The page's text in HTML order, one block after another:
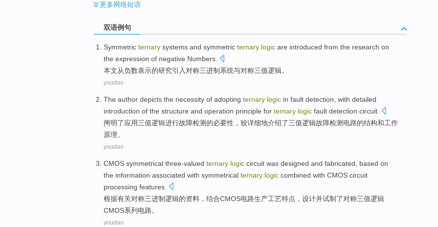
更多网络短语
双语例句
Symmetric ternary systems and symmetric ternary logic are introduced from the research on
the expression of negative Numbers.
本文从负数表示的研究引入 对称三进制 系统与对称三值逻辑。
youdao
The author depicts the necessity of adopting ternary logic in fault detection with detailed
introduction of the structure and operation principle for ternary logic fault detection circuit.
闸明了应用三值逻辑进行故障检测 的必要性 ， 较详细地介绍了三值逻辑故障检测电路的结构和工作
原理。
youdao
CMOS symmetrical three-valued ternary logic circuit was designed and fabricated , based on
the information associated with symmetrical ternary logic combined with CMOS circuit
processing features
根据有关对称三进制逻辑的资料 ， 结合CMOS电路生产工艺特点 ， 设计并试制了对称三值逻辑
CMOS系列电路。
youdao